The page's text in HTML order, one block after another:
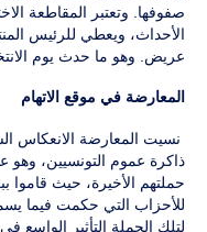
صفوفها. وتعتبر المقاطعة
الأحداث، ويعطي للرئيس
عريض. وهو ما حدث يوم
المعارضة في موقع الاتهام
نسيت المعارضة الانعكاس
ذاكرة عموم التونسيين،
حملتهم الأخيرة، حيث
للأحزاب التي حكمت فيما
لتلك الحملة التأثير الواسع